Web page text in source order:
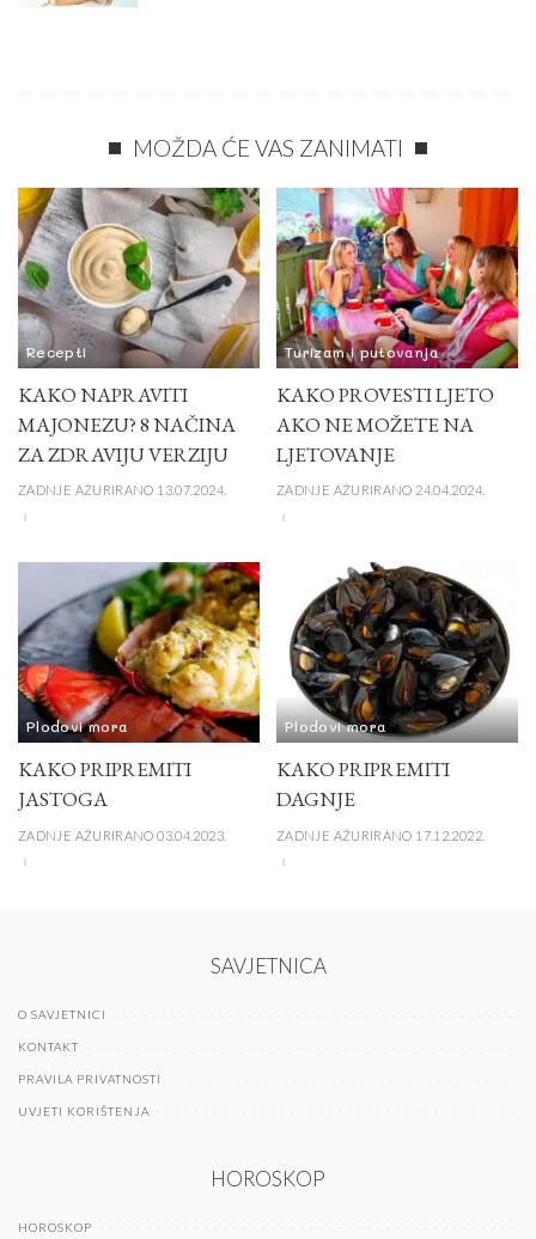
MOŽDA ĆE VAS ZANIMATI
Recepti
KAKO NAPRAVITI
MAJONEZU? 8 NAČINA
ZA ZDRAVIJU VERZIJU
ZADNJE AŽURIRANO 13.07.2024.
Turizam i putovanja
KAKO PROVESTI LJETO
AKO NE MOŽETE NA
LJETOVANJE
ZADNJE AŽURIRANO 24.04.2024.
Plodovi mora
KAKO PRIPREMITI
JASTOGA
ZADNJE AŽURIRANO 03.04.2023.
Plodovi mora
KAKO PRIPREMITI
DAGNJE
ZADNJE AŽURIRANO 17.12.2022.
SAVJETNICA
O SAVJETNICI
KONTAKT
PRAVILA PRIVATNOSTI
UVJETI KORIŠTENJA
HOROSKOP
HOROSKOP